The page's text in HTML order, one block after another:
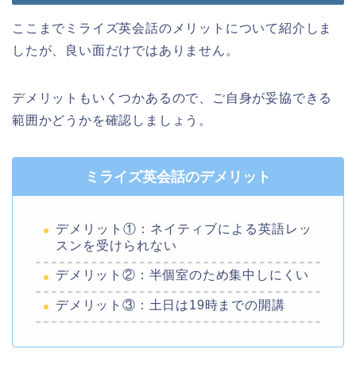
ここまでミライズ英会話のメリットについて紹介しま
したが、良い面だけではありません。
デメリットもいくつかあるので、ご自身が妥協できる
範囲かどうかを確認しましょう。
ミライズ英会話のデメリット
デメリット①：ネイティブによる英語レッ
スンを受けられない
デメリット②：半個室のため集中しにくい
デメリット③：土日は19時までの開講